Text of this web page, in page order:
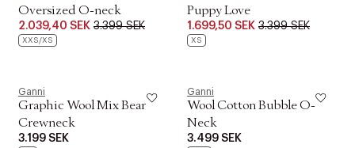
Oversized O-neck
2.039,40 SEK 3.399 SEK
XXS/XS
Puppy Love
1.699,50 SEK 3.399 SEK
XS
Ganni
Graphic Wool Mix Bear
Crewneck
3.199 SEK
Ganni
Wool Cotton Bubble O-
Neck
3.499 SEK